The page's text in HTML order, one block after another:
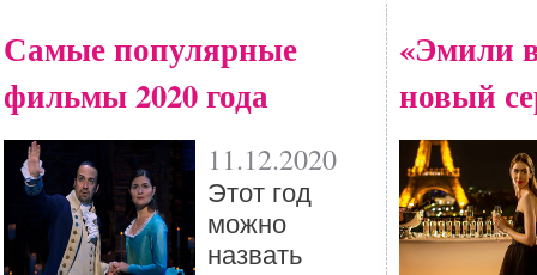
Самые популярные
фильмы 2020 года
11.12.2020
Этот год
можно
назвать
«Эмили
новый